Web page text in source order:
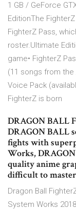
1 GB / GeForce
EditionThe
FighterZ Pass,
roster.Ultimate
game• FighterZ
(11 songs from the
Voice Pack
FighterZ is born
DRAGON BALL
DRAGON BALL
fights with
Works,
quality anime
difficult to
Dragon Ball
System Works